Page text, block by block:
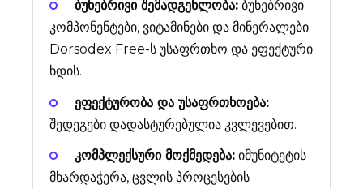
ბუნებრივი შემადგენლობა: ბუნებრივი
კომპონენტები, ვიტამინები და მინერალები
Dorsodex Free-ს უსაფრთხო და ეფექტური
ხდის.
ეფექტურობა და უსაფრთხოება:
შედეგები დადასტურებულია კვლევებით.
კომპლექსური მოქმედება: იმუნიტეტის
მხარდაჭერა, ცვლის პროცესების